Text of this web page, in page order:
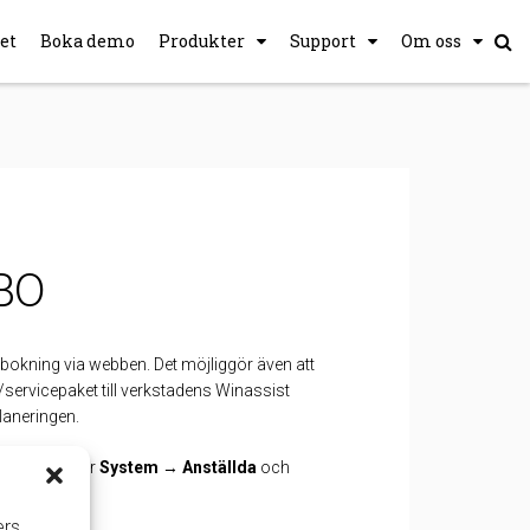
Boka demo Produkter Support Om oss
via webben. Det möjliggör även att
till verkstadens Winassist
webbunderSystem → Anställda och